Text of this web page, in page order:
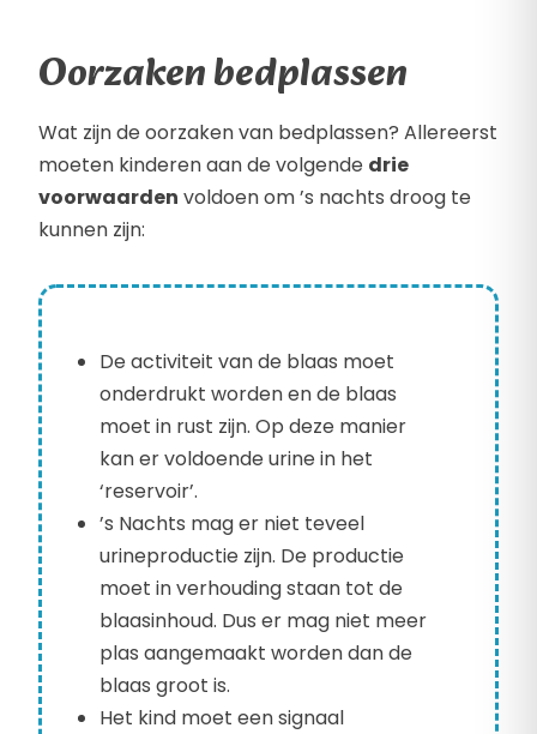
Oorzaken bedplassen
Wat zijn de oorzaken van bedplassen? Allereerst
moeten kinderen aan de volgende drie
voorwaarden voldoen om ’s nachts droog te
kunnen zijn:
De activiteit van de blaas moet
onderdrukt worden en de blaas
moet in rust zijn. Op deze manier
kan er voldoende urine in het
‘reservoir’.
’s Nachts mag er niet teveel
urineproductie zijn. De productie
moet in verhouding staan tot de
blaasinhoud. Dus er mag niet meer
plas aangemaakt worden dan de
blaas groot is.
Het kind moet een signaal